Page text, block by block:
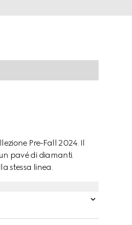
Pre-Fall 2024. Il
pavé di diamanti.
stessa linea.